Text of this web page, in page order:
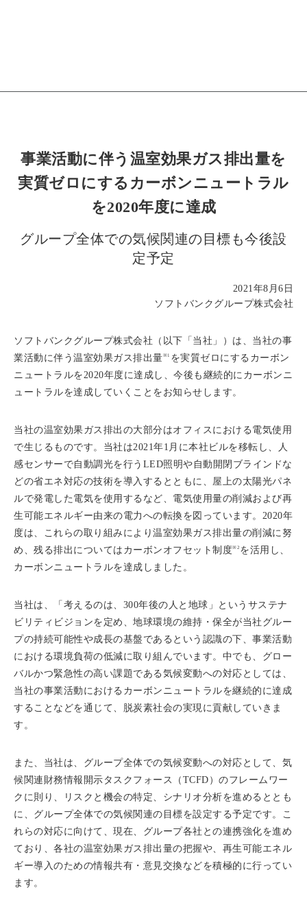
事業活動に伴う温室効果ガス排出量を
実質ゼロにするカーボンニュートラル
を2020年度に達成
グループ全体での気候関連の目標も今後設
定予定
2021年8月6日
ソフトバンクグループ株式会社
ソフトバンクグループ株式会社（以下「当社」）は、当社の事
業活動に伴う温室効果ガス排出量※1 を実質ゼロにするカーボン
ニュートラルを2020年度に達成し、今後も継続的にカーボンニ
ュートラルを達成していくことをお知らせします。
当社の温室効果ガス排出の大部分はオフィスにおける電気使用
で生じるものです。当社は2021年1月に本社ビルを移転し、人
感センサーで自動調光を行うLED照明や自動開閉ブラインドな
どの省エネ対応の技術を導入するとともに、屋上の太陽光パネ
ルで発電した電気を使用するなど、電気使用量の削減および再
生可能エネルギー由来の電力への転換を図っています。2020年
度は、これらの取り組みにより温室効果ガス排出量の削減に努
め、残る排出についてはカーボンオフセット制度※2 を活用し、
カーボンニュートラルを達成しました。
当社は、「考えるのは、300年後の人と地球」というサステナ
ビリティビジョンを定め、地球環境の維持・保全が当社グルー
プの持続可能性や成長の基盤であるという認識の下、事業活動
における環境負荷の低減に取り組んでいます。中でも、グロー
バルかつ緊急性の高い課題である気候変動への対応としては、
当社の事業活動におけるカーボンニュートラルを継続的に達成
することなどを通じて、脱炭素社会の実現に貢献していきま
す。
また、当社は、グループ全体での気候変動への対応として、気
候関連財務情報開示タスクフォース（TCFD）のフレームワー
クに則り、リスクと機会の特定、シナリオ分析を進めるととも
に、グループ全体での気候関連の目標を設定する予定です。こ
れらの対応に向けて、現在、グループ各社との連携強化を進め
ており、各社の温室効果ガス排出量の把握や、再生可能エネル
ギー導入のための情報共有・意見交換などを積極的に行ってい
ます。